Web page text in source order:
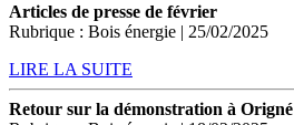
Articles de presse de février
Rubrique : Bois énergie | 25/02/2025
LIRE LA SUITE
Retour sur la démonstration à Origné